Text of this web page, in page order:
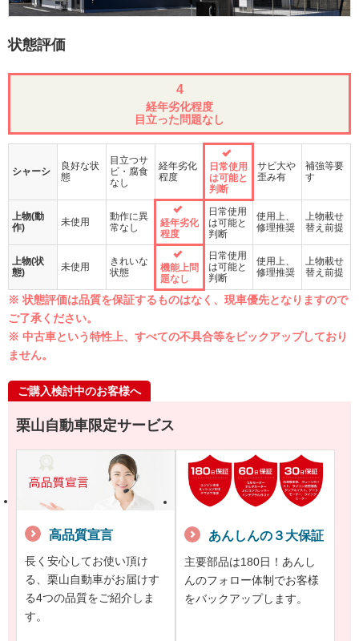
状態評価
4
経年劣化程度
目立った問題なし
シャーシ
良好な状
態
目立つサ
ビ・腐食
なし
経年劣化
程度
日常使用
は可能と
判断
サビ大や
歪み有
補強等要
す
上物(動
作)
未使用
動作に異
常なし
経年劣化
程度
日常使用
は可能と
判断
使用上、
修理推奨
上物載せ
替え前提
上物(状
態)
未使用
きれいな
状態
機能上問
題なし
日常使用
は可能と
判断
使用上、
修理推奨
上物載せ
替え前提
※ 状態評価は品質を保証するものはなく、現車優先となりますので
ご了承ください。
※ 中古車という特性上、すべての不具合等をピックアップしており
ません。
ご購入検討中のお客様へ
栗山自動車限定サービス
高品質宣言
長く安心してお使い頂け
る、栗山自動車がお届けす
る4つの品質をご紹介しま
す。
あんしんの３大保証
主要部品は180日！あんし
んのフォロー体制でお客様
をバックアップします。